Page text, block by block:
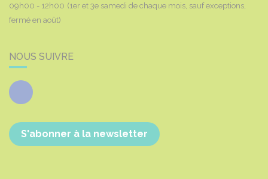
09h00 - 12h00 (1er et 3e samedi de chaque mois, sauf exceptions,
fermé en août)
NOUS SUIVRE
Facebook
S'abonner à la newsletter